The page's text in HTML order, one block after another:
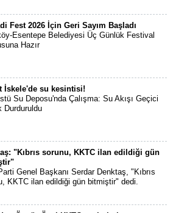
Fest 2026 İçin Geri Sayım Başladı
Esentepe Belediyesi Üç Günlük Festival
Hazır
İskele'de su kesintisi!
Su Deposu'nda Çalışma: Su Akışı Geçici
Durduruldu
"Kıbrıs sorunu, KKTC ilan edildiği gün
Genel Başkanı Serdar Denktaş, "Kıbrıs
KKTC ilan edildiği gün bitmiştir" dedi.